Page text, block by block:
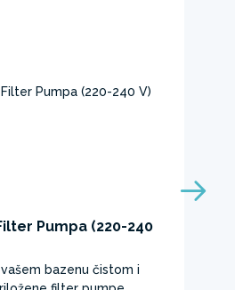
Pumpa (220-240
bazenu čistom i